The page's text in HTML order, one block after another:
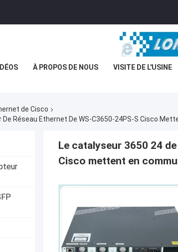
À PROPOS DE NOUS VISITE DE L'USINE
de Cisco
Le catalyseur 3650 24
Cisco mettent en